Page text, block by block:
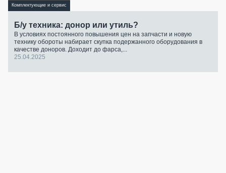
Комплектующие и сервис
Б/у техника: донор или утиль?
В условиях постоянного повышения цен на запчасти и новую
технику обороты набирает скупка подержанного оборудования в
качестве доноров. Доходит до фарса,...
25.04.2025